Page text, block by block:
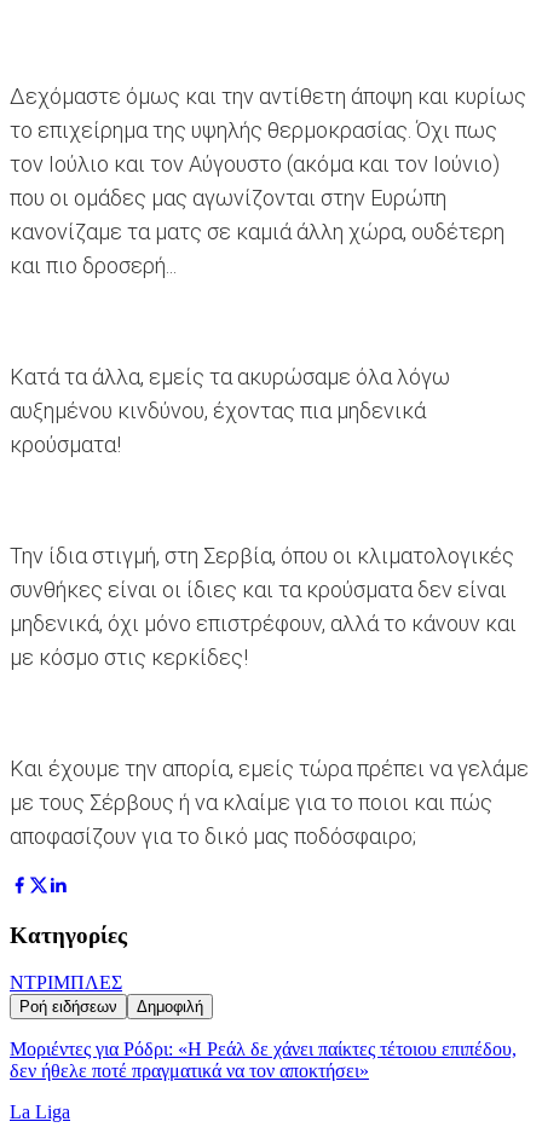
Δεχόμαστε όμως και την αντίθετη άποψη και κυρίως
το επιχείρημα της υψηλής θερμοκρασίας. Όχι πως
τον Ιούλιο και τον Αύγουστο (ακόμα και τον Ιούνιο)
που οι ομάδες μας αγωνίζονται στην Ευρώπη
κανονίζαμε τα ματς σε καμιά άλλη χώρα, ουδέτερη
και πιο δροσερή...
Κατά τα άλλα, εμείς τα ακυρώσαμε όλα λόγω
αυξημένου κινδύνου, έχοντας πια μηδενικά
κρούσματα!
Την ίδια στιγμή, στη Σερβία, όπου οι κλιματολογικές
συνθήκες είναι οι ίδιες και τα κρούσματα δεν είναι
μηδενικά, όχι μόνο επιστρέφουν, αλλά το κάνουν και
με κόσμο στις κερκίδες!
Και έχουμε την απορία, εμείς τώρα πρέπει να γελάμε
με τους Σέρβους ή να κλαίμε για το ποιοι και πώς
αποφασίζουν για το δικό μας ποδόσφαιρο;
Κατηγορίες
ΝΤΡΙΜΠΛΕΣ
Ροή ειδήσεων Δημοφιλή
Μοριέντες για Ρόδρι: «Η Ρεάλ δε χάνει παίκτες τέτοιου επιπέδου,
δεν ήθελε ποτέ πραγματικά να τον αποκτήσει»
La Liga